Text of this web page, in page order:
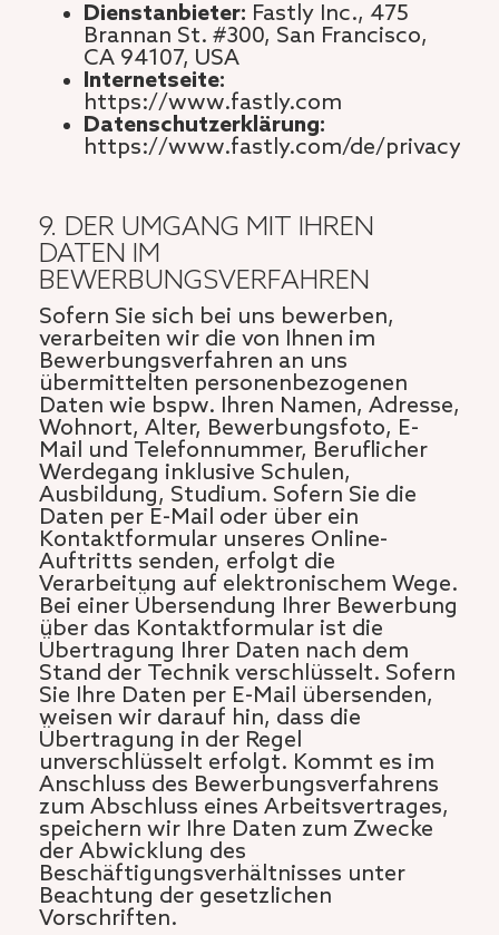
Dienstanbieter: Fastly Inc., 475
Brannan St. #300, San Francisco,
CA 94107, USA
Internetseite:
https://www.fastly.com
Datenschutzerklärung:
https://www.fastly.com/de/privacy
9. DER UMGANG MIT IHREN
DATEN IM
BEWERBUNGSVERFAHREN
Sofern Sie sich bei uns bewerben,
verarbeiten wir die von Ihnen im
Bewerbungsverfahren an uns
übermittelten personenbezogenen
Daten wie bspw. Ihren Namen, Adresse,
Wohnort, Alter, Bewerbungsfoto, E-
Mail und Telefonnummer, Beruflicher
Werdegang inklusive Schulen,
Ausbildung, Studium. Sofern Sie die
Daten per E-Mail oder über ein
Kontaktformular unseres Online-
Auftritts senden, erfolgt die
Verarbeitung auf elektronischem Wege.
Bei einer Übersendung Ihrer Bewerbung
über das Kontaktformular ist die
Übertragung Ihrer Daten nach dem
Stand der Technik verschlüsselt. Sofern
Sie Ihre Daten per E-Mail übersenden,
weisen wir darauf hin, dass die
Übertragung in der Regel
unverschlüsselt erfolgt. Kommt es im
Anschluss des Bewerbungsverfahrens
zum Abschluss eines Arbeitsvertrages,
speichern wir Ihre Daten zum Zwecke
der Abwicklung des
Beschäftigungsverhältnisses unter
Beachtung der gesetzlichen
Vorschriften.